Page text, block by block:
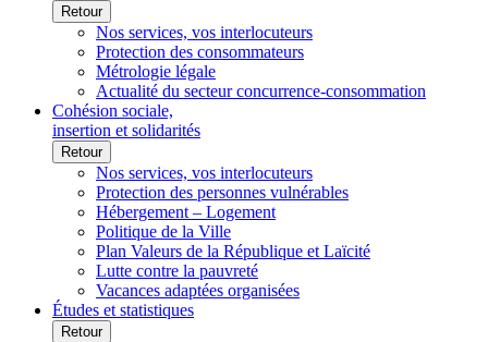
Retour
Nos services, vos interlocuteurs
Protection des consommateurs
Métrologie légale
Actualité du secteur concurrence-consommation
Cohésion sociale,
insertion et solidarités
Retour
Nos services, vos interlocuteurs
Protection des personnes vulnérables
Hébergement – Logement
Politique de la Ville
Plan Valeurs de la République et Laïcité
Lutte contre la pauvreté
Vacances adaptées organisées
Études et statistiques
Retour